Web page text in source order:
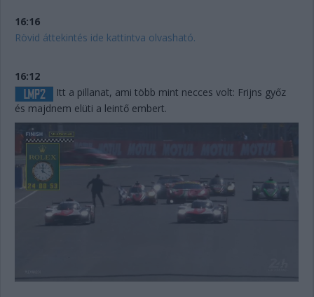
16:16
Rövid áttekintés ide kattintva olvasható.
16:12
Itt a pillanat, ami több mint necces volt: Frijns győz
és majdnem elüti a leintő embert.